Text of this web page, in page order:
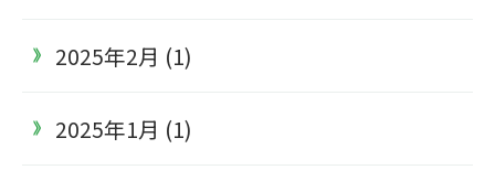
2025年2月 (1)
2025年1月 (1)